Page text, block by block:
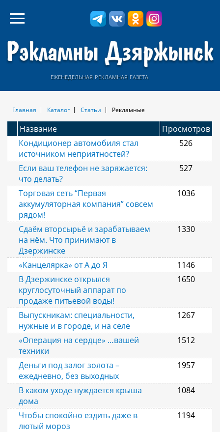
еженедельная рекламная газета
Главная Каталог Статьи Рекламные
Название
Просмотров
Кондиционер автомобиля стал
источником неприятностей?
526
Если ваш телефон не заряжается:
что делать?
527
Торговая сеть “Первая
аккумуляторная компания” совсем
рядом!
1036
Сдаём вторсырьё и зарабатываем
на нём. Что принимают в
Дзержинске
1330
«Канцелярка» от А до Я
1146
В Дзержинске открылся
круглосуточный аппарат по
продаже питьевой воды!
1650
Выпускникам: специальности,
нужные и в городе, и на селе
1267
«Операция на сердце» …вашей
техники
1512
Деньги под залог золота –
ежедневно, без выходных
1957
В каком уходе нуждается крыша
дома
1084
Чтобы спокойно ездить даже в
лютый мороз
1194